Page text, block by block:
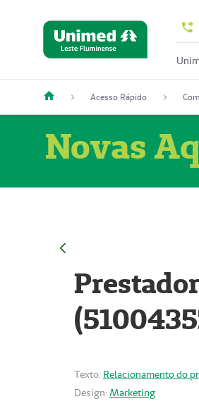
Acesso Rápido
Novas
Texto: Relacionamento do
Design: Marketing